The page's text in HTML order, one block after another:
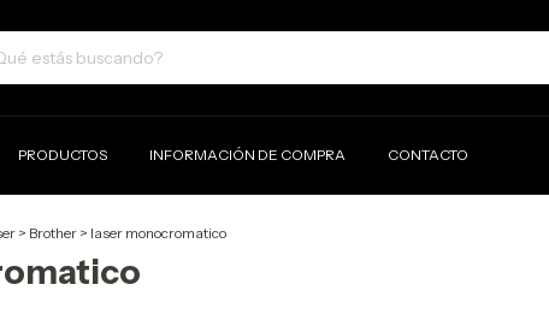
PRODUCTOS INFORMACIÓN DE COMPRA CONTACTO
> Brother > laser monocromatico